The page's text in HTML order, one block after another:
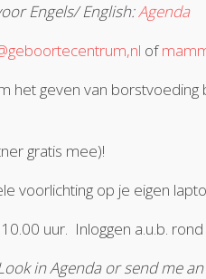
Engels/ English:Agenda
of
het geven van
gratis mee)!
voorlichting op je eigen
uur. Inloggen a.u.b.
in Agenda or send me